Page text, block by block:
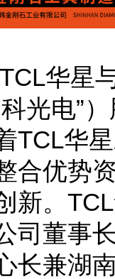
华星
光电”
TCL华
合优势
新。
司董事
长兼湖